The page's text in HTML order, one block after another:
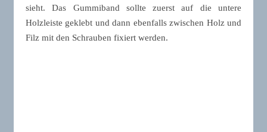
sieht. Das Gummiband sollte zuerst auf die untere
Holzleiste geklebt und dann ebenfalls zwischen Holz und
Filz mit den Schrauben fixiert werden.